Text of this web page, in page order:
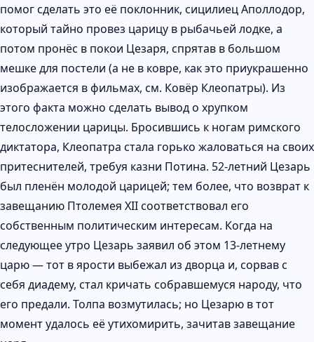
помог сделать это её поклонник, сицилиец Аполлодор,
который тайно провез царицу в рыбачьей лодке, а
потом пронёс в покои Цезаря, спрятав в большом
мешке для постели (а не в ковре, как это приукрашенно
изображается в фильмах, см. Ковёр Клеопатры). Из
этого факта можно сделать вывод о хрупком
телосложении царицы. Бросившись к ногам римского
диктатора, Клеопатра стала горько жаловаться на своих
притеснителей, требуя казни Потина. 52-летний Цезарь
был пленён молодой царицей; тем более, что возврат к
завещанию Птолемея XII соответствовал его
собственным политическим интересам. Когда на
следующее утро Цезарь заявил об этом 13-летнему
царю — тот в ярости выбежал из дворца и, сорвав с
себя диадему, стал кричать собравшемуся народу, что
его предали. Толпа возмутилась; но Цезарю в тот
момент удалось её утихомирить, зачитав завещание